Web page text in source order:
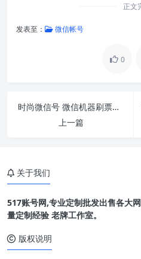
正文
发表至： 微信帐号
0
时尚微信号 微信机器刷票微信萌宝刷票
上一篇
关于我们
517账号网,专业定制批发出售各大
量定制经验 老牌工作室。
版权说明